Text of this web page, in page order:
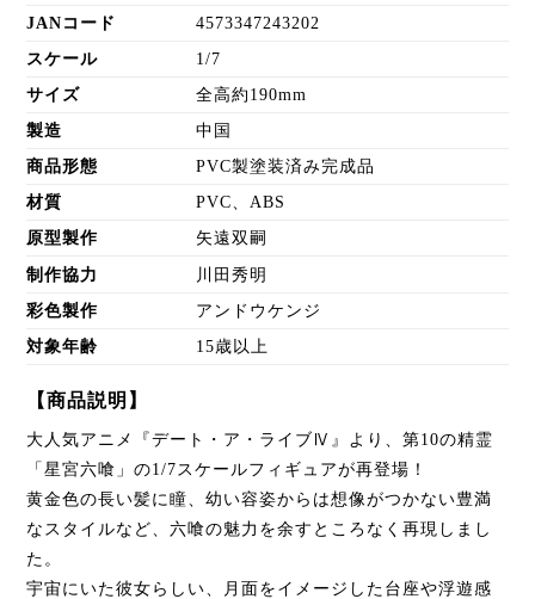
JANコード 4573347243202
スケール 1/7
サイズ 全高約190mm
製造 中国
商品形態 PVC製塗装済み完成品
材質 PVC、ABS
原型製作 矢遠双嗣
制作協力 川田秀明
彩色製作 アンドウケンジ
対象年齢 15歳以上
【商品説明】
大人気アニメ『デート・ア・ライブⅣ』より、第10の精霊
「星宮六喰」の1/7スケールフィギュアが再登場！
黄金色の長い髪に瞳、幼い容姿からは想像がつかない豊満
なスタイルなど、六喰の魅力を余すところなく再現しまし
た。
宇宙にいた彼女らしい、月面をイメージした台座や浮遊感